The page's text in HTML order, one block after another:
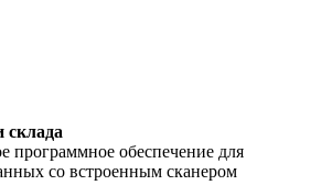
склада
программное обеспечение для
со встроенным сканером